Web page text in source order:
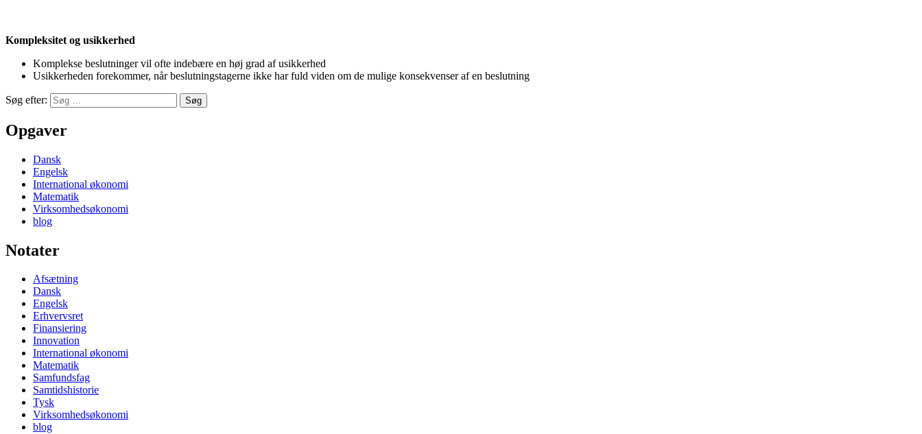
Kompleksitet og usikkerhed
Komplekse beslutninger vil ofte indebære en høj grad af usikkerhed
Usikkerheden forekommer, når beslutningstagerne ikke har fuld viden om de mulige konsekvenser af en beslutning
Søg efter:
Opgaver
Dansk
Engelsk
International økonomi
Matematik
Virksomhedsøkonomi
blog
Notater
Afsætning
Dansk
Engelsk
Erhvervsret
Finansiering
Innovation
International økonomi
Matematik
Samfundsfag
Samtidshistorie
Tysk
Virksomhedsøkonomi
blog